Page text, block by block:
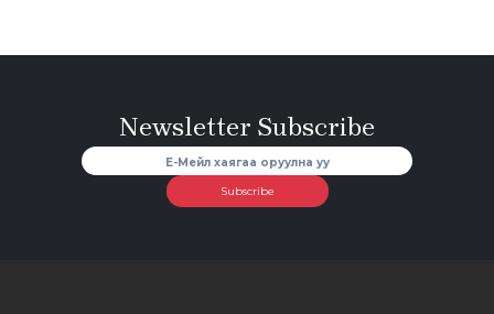
Newsletter Subscribe
Subscribe